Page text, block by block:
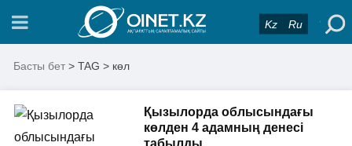
Kz Ru
Басты бет > TAG > көл
Қызылорда облысындағы
көлден 4 адамның денесі
табылды